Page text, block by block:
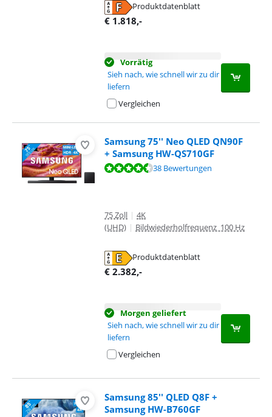
Produktdatenblatt
wird in neuem Tab geöffnet
€ 1.818,-
Vorrätig
Sieh nach, wie schnell wir zu dir
liefern
Vergleichen
Samsung 75'' Neo QLED QN90F
+ Samsung HW-QS710GF
Bewertet mit 8,6 von 10, basierend auf 38 Bewertungen.
38 Bewertungen
75 Zoll | 4K
(UHD) | Bildwiederholfrequenz 100 Hz
Produktdatenblatt
wird in neuem Tab geöffnet
€ 2.382,-
Morgen geliefert
Sieh nach, wie schnell wir zu dir
liefern
Vergleichen
Samsung 85'' QLED Q8F +
Samsung HW-B760GF